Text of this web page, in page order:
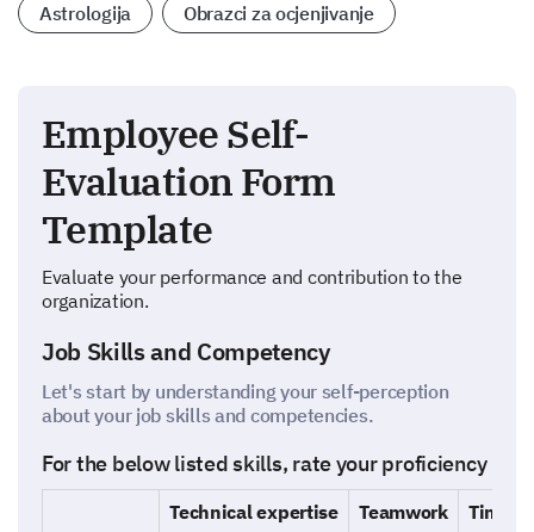
Astrologija Obrazci za ocjenjivanje
Employee Self-
Evaluation Form
Template
Evaluate your performance and contribution to the
organization.
Job Skills and Competency
Let's start by understanding your self-perception
about your job skills and competencies.
For the below listed skills, rate your proficiency
Technical expertise Teamwork
Time